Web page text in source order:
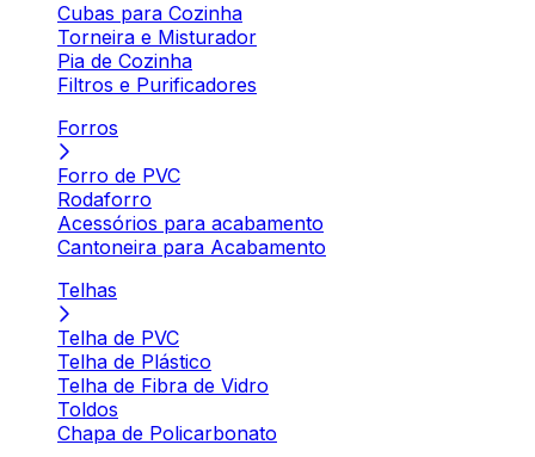
Cubas para Cozinha
Torneira e Misturador
Pia de Cozinha
Filtros e Purificadores
Forros
Forro de PVC
Rodaforro
Acessórios para acabamento
Cantoneira para Acabamento
Telhas
Telha de PVC
Telha de Plástico
Telha de Fibra de Vidro
Toldos
Chapa de Policarbonato